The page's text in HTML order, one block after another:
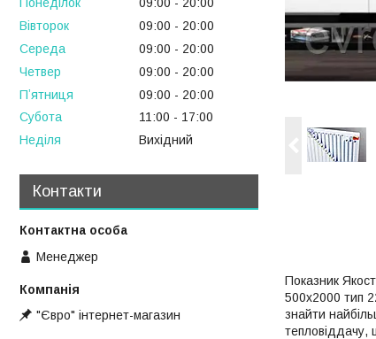
Показник
500х2000 тип
знайти
тепловіддачу,
Понеділок 09:00
20:00
Вівторок
09:00
20:00
Середа
09:00
20:00
Четвер
09:00
20:00
Пʼятниця
09:00
20:00
Субота
11:00
17:00
Неділя
Вихідний
Контакти
Менеджер
"Євро" інтернет-магазин